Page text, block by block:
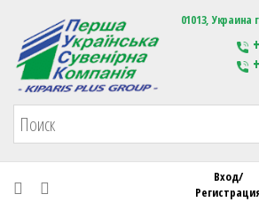
Первая Украинская Сувенирная
01013, Украина
Вход/